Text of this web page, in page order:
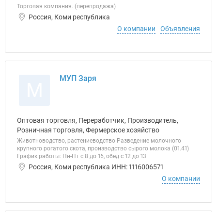
Торговая компания. (перепродажа)
Россия, Коми республика
О компании
Объявления
МУП Заря
Оптовая торговля, Переработчик, Производитель,
Розничная торговля, Фермерское хозяйство
Животноводство, растениеводство Разведение молочного
крупного рогатого скота, производство сырого молока (01.41)
График работы: Пн-Пт с 8 до 16, обед с 12 до 13
Россия, Коми республика ИНН: 1116006571
О компании